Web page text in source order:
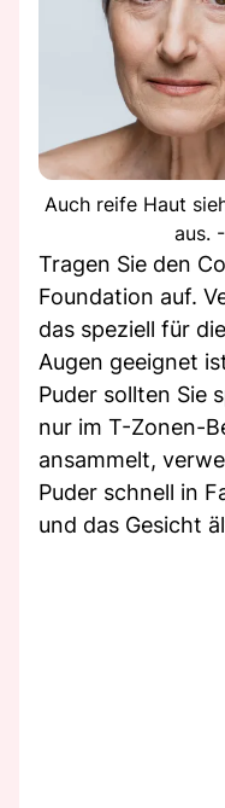
Auch reife Haut
aus.
Tragen Sie den
Foundation auf.
das speziell für
Augen geeignet
Puder sollten Sie
nur im T-Zonen-
ansammelt,
Puder schnell in
und das Gesicht